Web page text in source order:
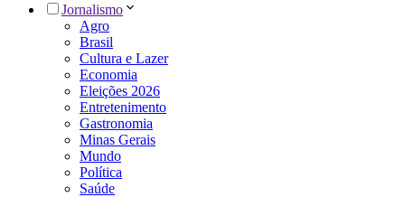
Jornalismo
Agro
Brasil
Cultura e Lazer
Economia
Eleições 2026
Entretenimento
Gastronomia
Minas Gerais
Mundo
Política
Saúde